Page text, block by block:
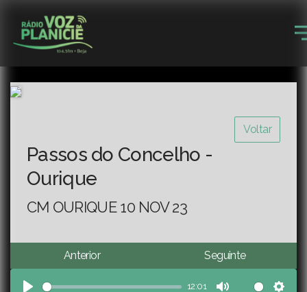
Voltar
Passos do Concelho -
Ourique
CM OURIQUE 10 NOV 23
Anterior Seguinte
12:01